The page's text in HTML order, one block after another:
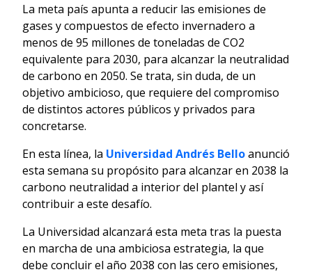
La meta país apunta a reducir las emisiones de
gases y compuestos de efecto invernadero a
menos de 95 millones de toneladas de CO2
equivalente para 2030, para alcanzar la neutralidad
de carbono en 2050. Se trata, sin duda, de un
objetivo ambicioso, que requiere del compromiso
de distintos actores públicos y privados para
concretarse.
En esta línea, la Universidad Andrés Belloanunció
esta semana su propósito para alcanzar en 2038 la
carbono neutralidad a interior del plantel y así
contribuir a este desafío.
La Universidad alcanzará esta meta tras la puesta
en marcha de una ambiciosa estrategia, la que
debe concluir el año 2038 con las cero emisiones,